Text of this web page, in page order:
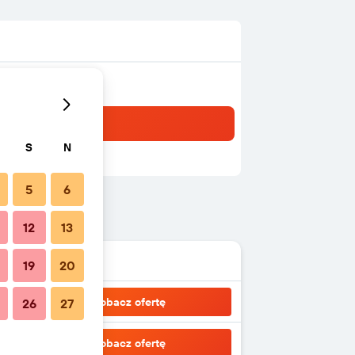
Zobacz ofertę
Zobacz ofertę
S N
5 6
12 13
19 20
26 27